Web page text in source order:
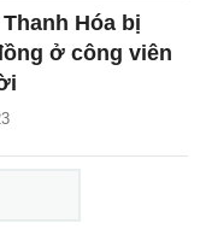
Hóa bị
ở công viên